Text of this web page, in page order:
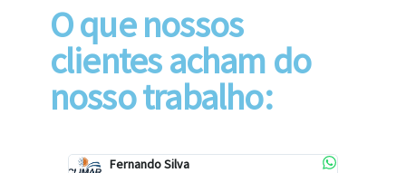
O que nossos
clientes acham do
nosso trabalho:
Fernando Silva